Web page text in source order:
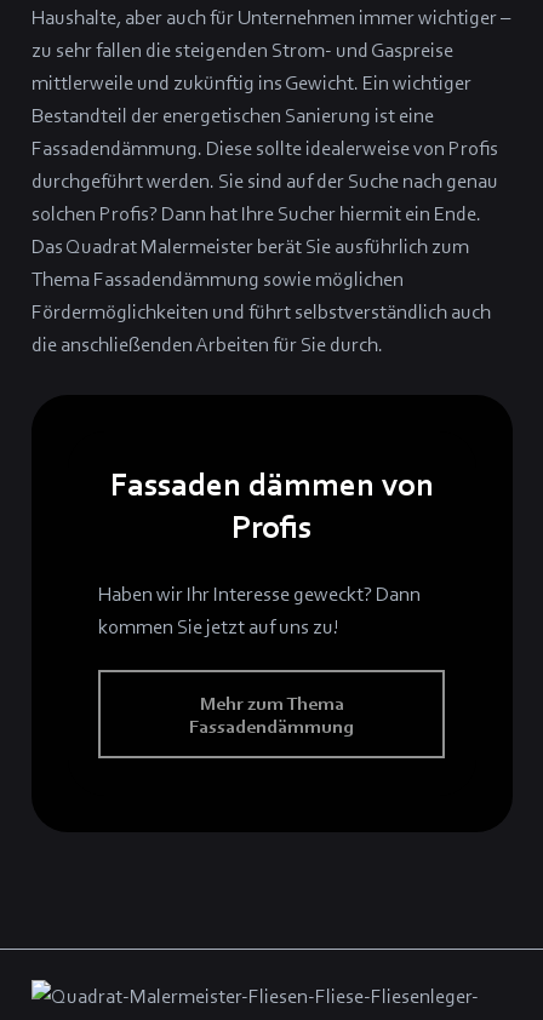
Haushalte, aber auch für Unternehmen immer wichtiger –
zu sehr fallen die steigenden Strom- und Gaspreise
mittlerweile und zukünftig ins Gewicht. Ein wichtiger
Bestandteil der energetischen Sanierung ist eine
Fassadendämmung. Diese sollte idealerweise von Profis
durchgeführt werden. Sie sind auf der Suche nach genau
solchen Profis? Dann hat Ihre Sucher hiermit ein Ende.
Das Quadrat Malermeister berät Sie ausführlich zum
Thema Fassadendämmung sowie möglichen
Fördermöglichkeiten und führt selbstverständlich auch
die anschließenden Arbeiten für Sie durch.
Fassaden dämmen von
Profis
Haben wir Ihr Interesse geweckt? Dann
kommen Sie jetzt auf uns zu!
Mehr zum Thema
Fassadendämmung